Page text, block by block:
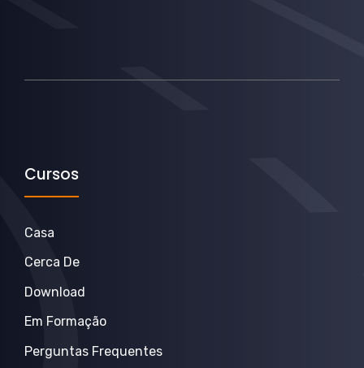
Cursos
Casa
Cerca De
Download
Em Formação
Perguntas Frequentes